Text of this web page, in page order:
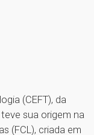
(CEFT), da
sua origem na
(FCL), criada em